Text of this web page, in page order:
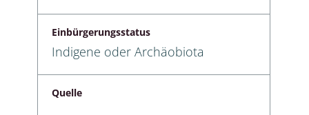
Einbürgerungsstatus
Indigene oder Archäobiota
Quelle